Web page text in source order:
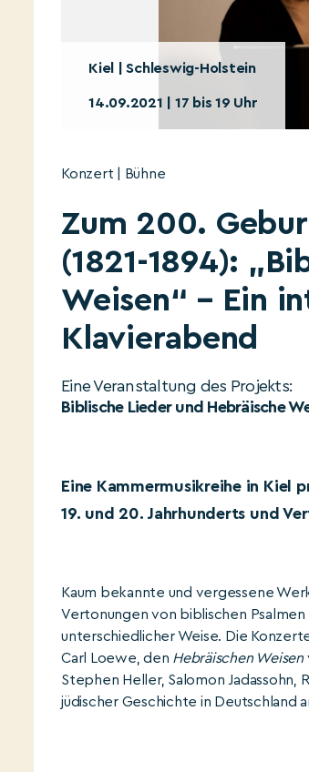
Kiel | Schleswig-Holstein
14.09.2021 | 17 bis 19 Uhr
Konzert | Bühne
Zum 200.
(1821-1894):
Weisen“ – Ein
Klavierabend
Eine Veranstaltung des Projekts:
Biblische Lieder und Hebräische
Eine Kammermusikreihe in Kiel
19. und 20. Jahrhunderts und
Kaum bekannte und vergessene
Vertonungen von biblischen
unterschiedlicher Weise. Die
Carl Loewe, den Hebräischen Weisen
Stephen Heller, Salomon
jüdischer Geschichte in Deutschland